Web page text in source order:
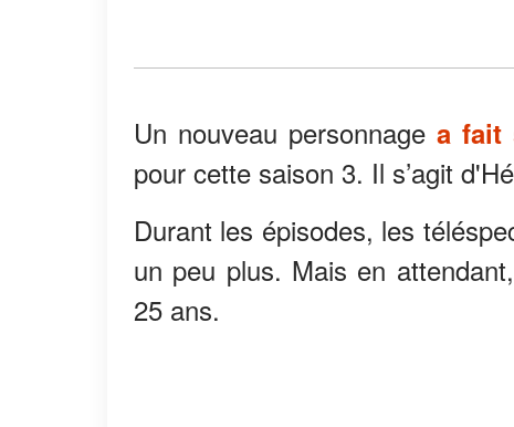
Un nouveau personnage a fait
pour cette saison 3. Il s’agit
Durant les épisodes, les
un peu plus. Mais en
25 ans.